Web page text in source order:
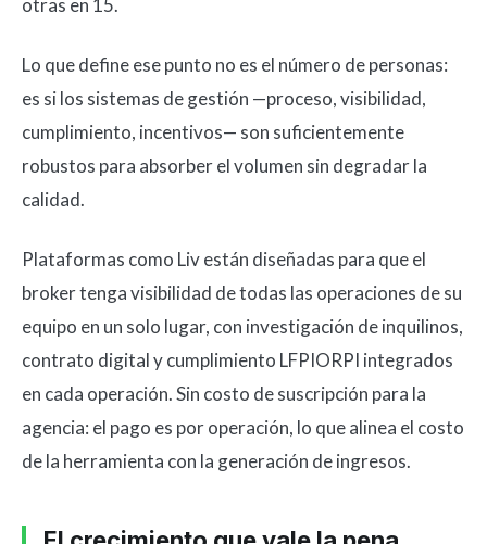
otras en 15.
Lo que define ese punto no es el número de personas:
es si los sistemas de gestión —proceso, visibilidad,
cumplimiento, incentivos— son suficientemente
robustos para absorber el volumen sin degradar la
calidad.
Plataformas como Liv están diseñadas para que el
broker tenga visibilidad de todas las operaciones de su
equipo en un solo lugar, con investigación de inquilinos,
contrato digital y cumplimiento LFPIORPI integrados
en cada operación. Sin costo de suscripción para la
agencia: el pago es por operación, lo que alinea el costo
de la herramienta con la generación de ingresos.